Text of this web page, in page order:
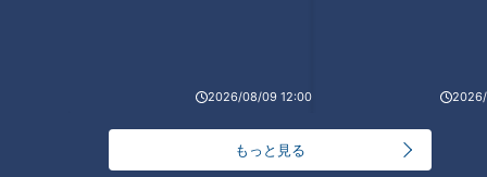
2026/08/09 12:00
もっと見る
RANKING